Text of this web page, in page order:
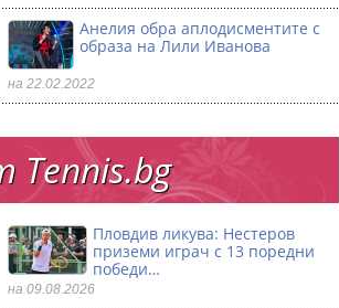
Анелия обра аплодисментите с
образа на Лили Иванова
на 22.02.2022
Пловдив ликува: Нестеров
приземи играч с 13 поредни
победи…
на 09.08.2026